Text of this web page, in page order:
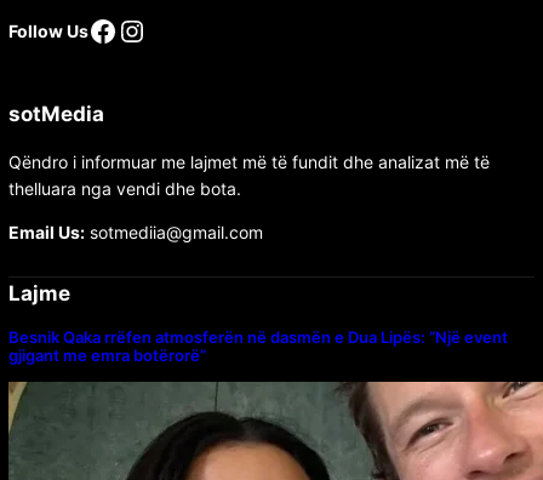
Follow Us
sotMedia
Qëndro i informuar me lajmet më të fundit dhe analizat më të
thelluara nga vendi dhe bota.
Email Us:sotmediia@gmail.com
Lajme
Besnik Qaka rrëfen atmosferën në dasmën e Dua Lipës: “Një event
gjigant me emra botërorë”